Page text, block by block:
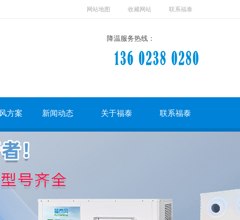
网站地图 收藏网站 联系福泰
降温服务热线：
方案 新闻动态 关于福泰 联系福泰